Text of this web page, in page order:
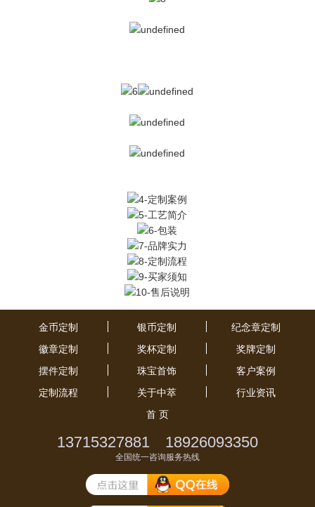
金币定制 银币定制
纪念章定制
徽章定制
奖杯定制
奖牌定制
摆件定制
珠宝首饰
客户案例
定制流程
关于中萃
行业资讯
首 页
13715327881 18926093350
全国统一咨询服务热线